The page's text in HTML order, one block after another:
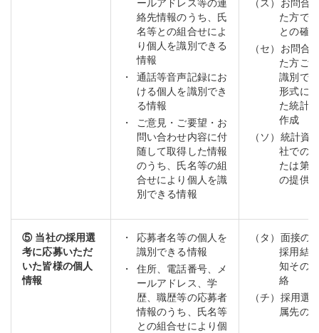
ールアドレス等の連
絡先情報のうち、氏
名等との組合せによ
り個人を識別できる
情報
通話等音声記録にお
ける個人を識別でき
る情報
ご意見・ご要望・お
問い合わせ内容に付
随して取得した情報
のうち、氏名等の組
合せにより個人を識
別できる情報
（ス）お問合
た方で
との確
（セ）お問合
た方ご
識別で
形式に
た統計
作成
（ソ）統計資
社での
たは第
の提供
⑤ 当社の採用選
考に応募いただ
いた皆様の個人
情報
応募者名等の個人を
識別できる情報
住所、電話番号、メ
ールアドレス、学
歴、職歴等の応募者
情報のうち、氏名等
との組合せにより個
（タ）面接の
採用結
知その
絡
（チ）採用選
属先の